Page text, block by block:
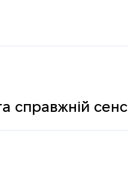
справжній сенс